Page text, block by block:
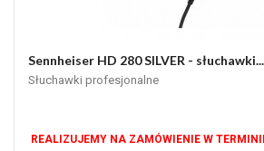
Sennheiser HD 280 SILVER - słuchawki...
Słuchawki profesjonalne
REALIZUJEMY NA ZAMÓWIENIE W